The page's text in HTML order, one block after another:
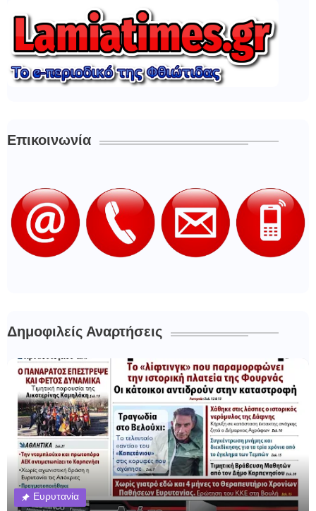
Επικοινωνία
Δημοφιλείς Αναρτήσεις
Ευρυτανία